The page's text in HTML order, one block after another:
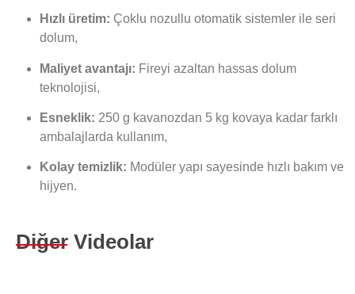
Hızlı üretim: Çoklu nozullu otomatik sistemler ile seri
dolum,
Maliyet avantajı: Fireyi azaltan hassas dolum
teknolojisi,
Esneklik: 250 g kavanozdan 5 kg kovaya kadar farklı
ambalajlarda kullanım,
Kolay temizlik: Modüler yapı sayesinde hızlı bakım ve
hijyen.
Diğer Videolar